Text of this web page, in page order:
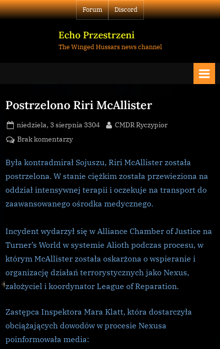
Skip
to
Forum Discord
Echo Przestrzeni
The Winged Hussars news channel
Postrzelono Riri McAllister
Posted
on
niedziela, 3 sierpnia 3304 By
CMDR Ryczypior
Brak komentarzydo
Riri
McAllister
Była kontradmirał Sojuszu, Riri McAllister została
postrzelona. W stanie ciężkim została przewieziona na
oddział intensywnej terapii i oczekuje na transport do
zaawansowanego ośrodka medycznego.
Incydent wydarzył się w Alliance Chamber of Justice na
Turner’s World w systemie Alioth podczas procesu, w
którym McAllister została oskarżona o wspieranie i
organizację działań terrorystycznych jako Nexus,
założyciel i koordynator League of Reparation.
Zastępca Inspektora Mara Klatt, która dostarczyła
obciążających dowodów w procesie Nexusa
poinformowała media: